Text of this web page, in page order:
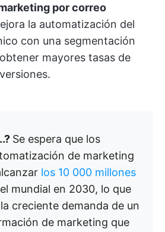
por correo
la automatización del
con una segmentación
mayores tasas de
Se espera que los
de marketing
los 10 000 millones
mundial en 2030, lo que
creciente demanda de un
de marketing que